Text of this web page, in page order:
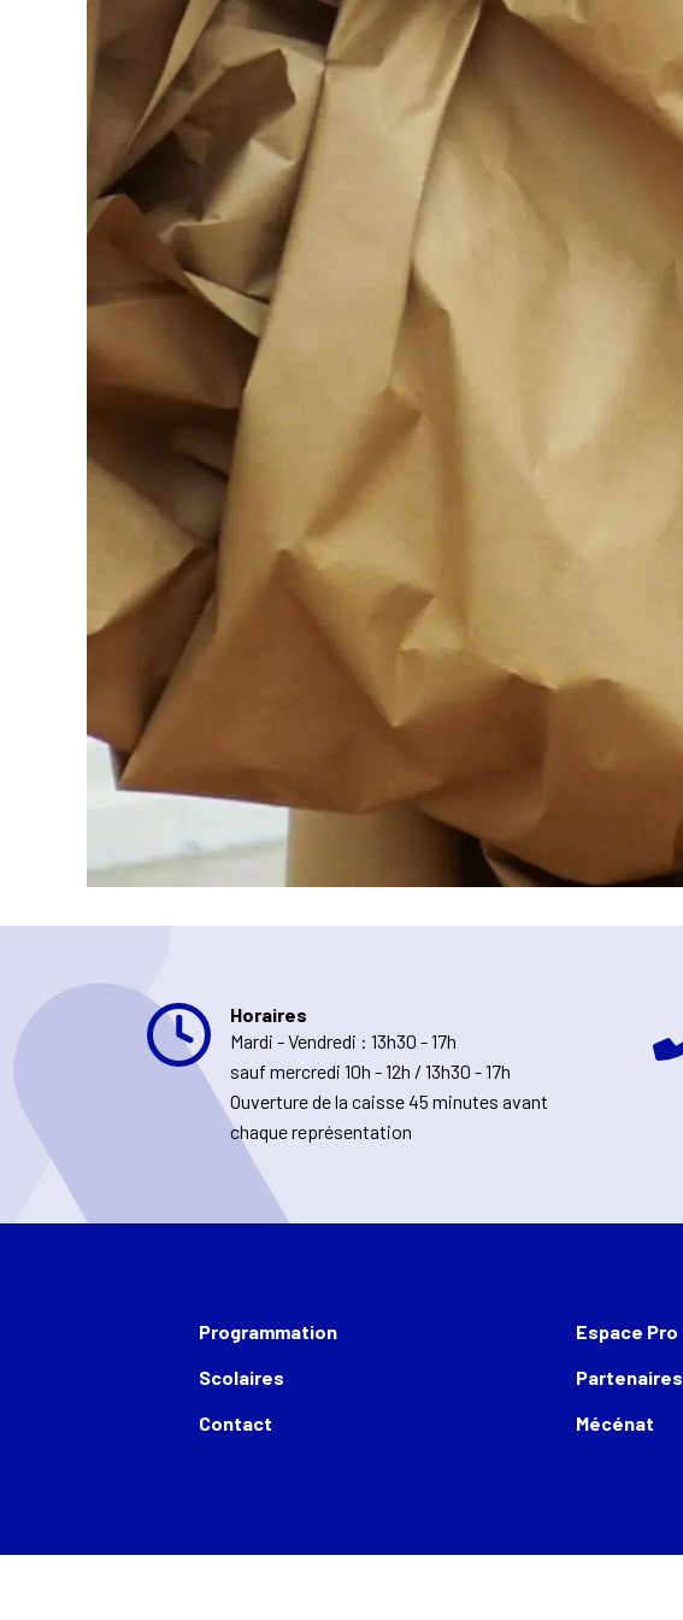
Horaires
Mardi - Vendredi : 13h30 - 17h
sauf mercredi 10h - 12h / 13h30 - 17h
Ouverture de la caisse 45 minutes avant
chaque représentation
Programmation
Scolaires
Contact
Espace Pro
Partenaires
Mécénat